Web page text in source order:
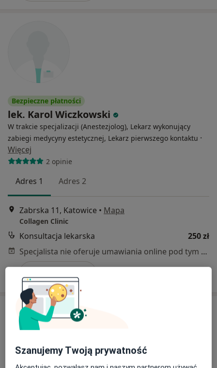
Bezpieczne płatności
lek. Karol Wiczkowski
W trakcie specjalizacji (Anestezjolog), Lekarz wykonujący
zabiegi medycyny estetycznej, Lekarz pierwszego kontaktu ·
Więcej
2 opinie
Adres 1 Adres 2
Zabrska 11, Katowice • Mapa
Collagen Clinic
Konsultacja lekarska
250 zł
Specjalista nie oferuje umawiania online pod tym adresem.
Szanujemy Twoją prywatność